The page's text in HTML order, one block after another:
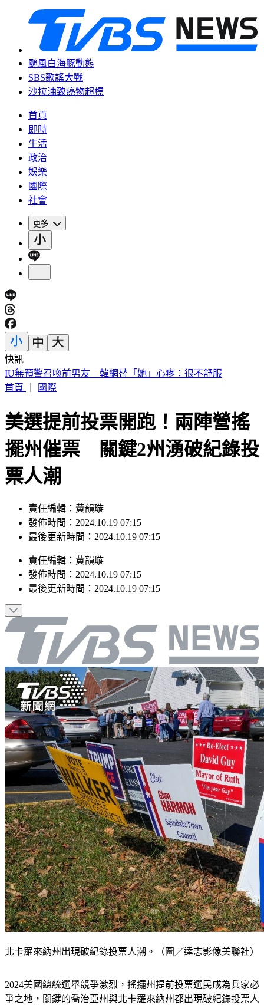
颱風白海豚動態
SBS歌謠大戰
沙拉油致癌物超標
首頁
即時
生活
政治
娛樂
國際
社會
更多
快訊
中國出入境新規將上路 陸委會曝「這類人」最危險
首頁
國際
美選提前投票開跑！兩陣營搖
擺州催票 關鍵2州湧破紀錄投
票人潮
責任編輯：黃韻璇
發佈時間：2024.10.19 07:15
最後更新時間：2024.10.19 07:15
責任編輯 ： 黃韻璇
發佈時間： 2024.10.19 07:15
最後更新時間： 2024.10.19 07:15
北卡羅來納州出現破紀錄投票人潮。（圖／達志影像美聯社）
2024美國總統選舉競爭激烈，搖擺州提前投票選民成為兵家必
爭之地，關鍵的喬治亞州與北卡羅來納州都出現破紀錄投票人